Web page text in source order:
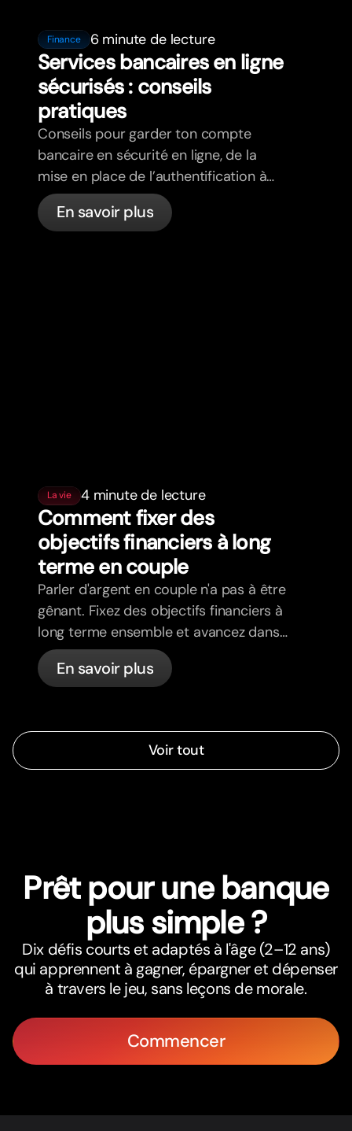
Finance 6 minute de lecture
Services bancaires en ligne
sécurisés : conseils
pratiques
Conseils pour garder ton compte
bancaire en sécurité en ligne, de la
mise en place de l’authentification à
deux facteurs à la détection du
phishing, en passant par le contrôle de
En savoir plus
La vie 4 minute de lecture
Comment fixer des
objectifs financiers à long
terme en couple
Parler d'argent en couple n'a pas à être
gênant. Fixez des objectifs financiers à
long terme ensemble et avancez dans
la même direction.
En savoir plus
Voir tout
Prêt pour une banque
plus simple ?
Dix défis courts et adaptés à l'âge (2–12 ans)
qui apprennent à gagner, épargner et dépenser
à travers le jeu, sans leçons de morale.
Commencer